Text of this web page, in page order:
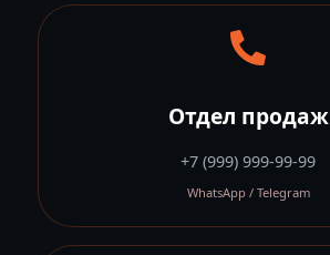
Отдел продаж
+7 (999) 999-99-99
WhatsApp / Telegram